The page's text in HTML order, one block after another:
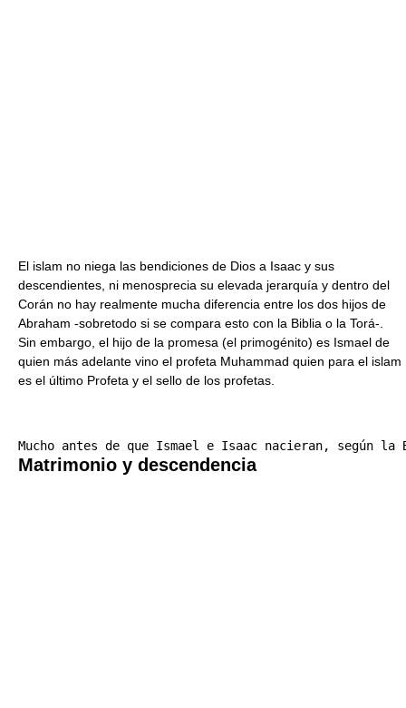
El islam no niega las bendiciones de Dios a Isaac y sus
descendientes, ni menosprecia su elevada jerarquía y dentro del
Corán no hay realmente mucha diferencia entre los dos hijos de
Abraham -sobretodo si se compara esto con la Biblia o la Torá-.
Sin embargo, el hijo de la promesa (el primogénito) es Ismael de
quien más adelante vino el profeta Muhammad quien para el islam
es el último Profeta y el sello de los profetas.
Matrimonio y descendencia